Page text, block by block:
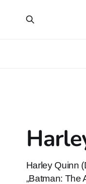
Harley Quinn
„Batman: The